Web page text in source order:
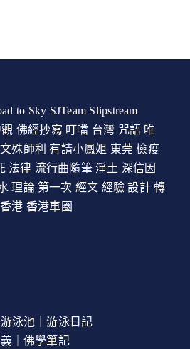
to Sky SJTeam Slipstream
佛經抄寫 叮噹 台灣 咒語 唯
文殊師利 有請小鳳姐 東莞 檢疫
法律 流行曲隨筆 淨土 深信因
理論 第一次 經文 經驗 設計 轉
香港 香港車圈
泳池｜游泳日記
｜佛學筆記